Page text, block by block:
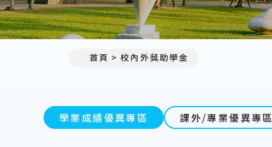
首頁 校內外獎助學金
學業成績優異專區 課外/專業優異專區